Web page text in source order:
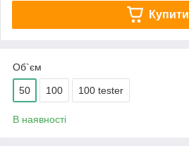
Купити
Об`єм
50 100 100 tester
В наявності